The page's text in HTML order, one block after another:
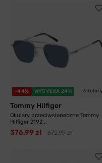
-44% WYSYŁKA 24H 3 kolory
Tommy Hilfiger
Okulary przeciwsłoneczne Tommy
Hilfiger 2192...
376,99 zł 672,99 zł